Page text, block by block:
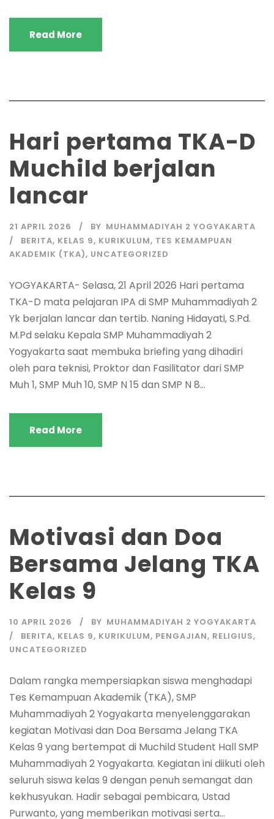
Read More
Hari pertama TKA-D
Muchild berjalan
lancar
21 APRIL 2026 BY MUHAMMADIYAH 2 YOGYAKARTA
BERITA, KELAS 9, KURIKULUM, TES KEMAMPUAN
AKADEMIK (TKA), UNCATEGORIZED
YOGYAKARTA- Selasa, 21 April 2026 Hari pertama
TKA-D mata pelajaran IPA di SMP Muhammadiyah 2
Yk berjalan lancar dan tertib. Naning Hidayati, S.Pd.
M.Pd selaku Kepala SMP Muhammadiyah 2
Yogyakarta saat membuka briefing yang dihadiri
oleh para teknisi, Proktor dan Fasilitator dari SMP
Muh 1, SMP Muh 10, SMP N 15 dan SMP N 8...
Read More
Motivasi dan Doa
Bersama Jelang TKA
Kelas 9
10 APRIL 2026 BY MUHAMMADIYAH 2 YOGYAKARTA
BERITA, KELAS 9, KURIKULUM, PENGAJIAN, RELIGIUS,
UNCATEGORIZED
Dalam rangka mempersiapkan siswa menghadapi
Tes Kemampuan Akademik (TKA), SMP
Muhammadiyah 2 Yogyakarta menyelenggarakan
kegiatan Motivasi dan Doa Bersama Jelang TKA
Kelas 9 yang bertempat di Muchild Student Hall SMP
Muhammadiyah 2 Yogyakarta. Kegiatan ini diikuti oleh
seluruh siswa kelas 9 dengan penuh semangat dan
kekhusyukan. Hadir sebagai pembicara, Ustad
Purwanto, yang memberikan motivasi serta...